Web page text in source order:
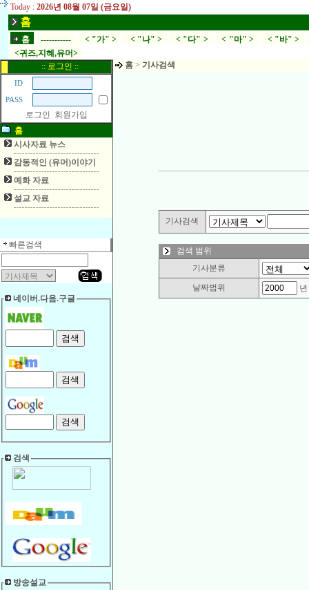
Today : 2026년 08월 07일 (금요일)
홈
홈 ----------- < "가" > < "나" > < "다" > < "마" > < "바" >
<귀즈,지혜,유머>
:: 로그인 ::
ID
PASS
로그인
회원가입
홈
시사자료 뉴스
감동적인 (유머)이야기
예화 자료
설교 자료
빠른검색
네이버.다음.구글
검색
방송설교
홈 > 기사검색
기사검색
검색 범위
기사분류
날짜범위